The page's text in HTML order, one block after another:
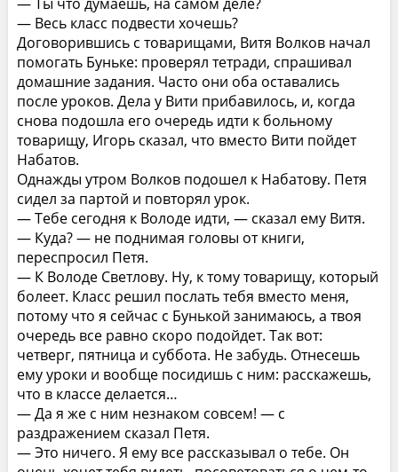
— Весь класс подвести хочешь?
Договорившись с товарищами, Витя Волков начал
помогать Буньке: проверял тетради, спрашивал
домашние задания. Часто они оба оставались
после уроков. Дела у Вити прибавилось, и, когда
снова подошла его очередь идти к больному
товарищу, Игорь сказал, что вместо Вити пойдет
Набатов.
Однажды утром Волков подошел к Набатову. Петя
сидел за партой и повторял урок.
— Тебе сегодня к Володе идти, — сказал ему Витя.
— Куда? — не поднимая головы от книги,
переспросил Петя.
— К Володе Светлову. Ну, к тому товарищу, который
болеет. Класс решил послать тебя вместо меня,
потому что я сейчас с Бунькой занимаюсь, а твоя
очередь все равно скоро подойдет. Так вот:
четверг, пятница и суббота. Не забудь. Отнесешь
ему уроки и вообще посидишь с ним: расскажешь,
что в классе делается…
— Да я же с ним незнаком совсем! — с
раздражением сказал Петя.
— Это ничего. Я ему все рассказывал о тебе. Он